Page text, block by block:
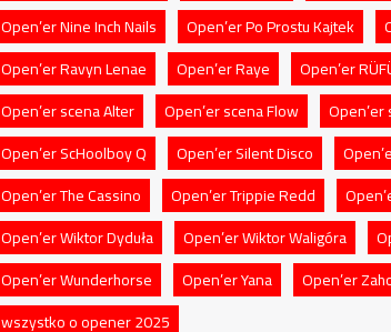
Open’er Nine Inch Nails
Open’er Po Prostu Kajtek
Open’er Ravyn Lenae
Open’er Raye Open’er
Open’er scena Alter
Open’er scena Flow
Open’er ScHoolboy Q
Open’er Silent Disco
Open’er The Cassino
Open’er Trippie Redd
Open’er Wiktor Dyduła
Open’er Wiktor Waligóra
Open’er Wunderhorse
Open’er Yana Open’er
wszystko o opener 2025